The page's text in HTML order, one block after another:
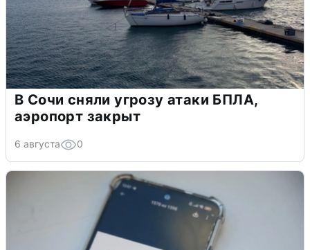
В Сочи сняли угрозу атаки БПЛА,
аэропорт закрыт
6 августа 0